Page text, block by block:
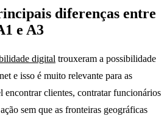
diferenças entre
e A3
digital trouxeram a possibilidade
e isso é muito relevante para as
encontrar clientes, contratar funcionários
sem que as fronteiras geográficas